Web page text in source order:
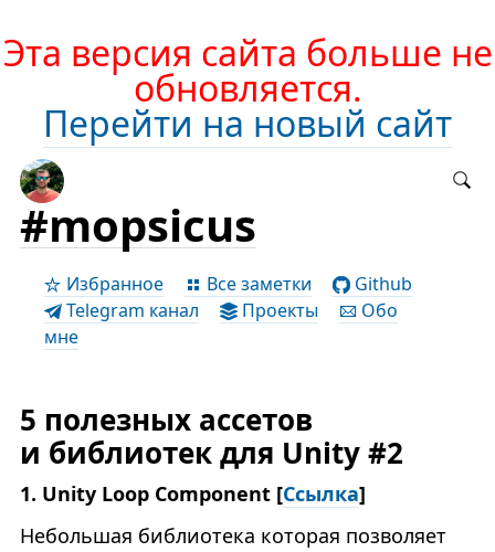
Эта версия сайта больше не
обновляется.
Перейти на новый сайт
#mopsicus
Избранное Все заметки
Github
Telegram канал
Проекты
Обо
мне
5 полезных ассетов
и библиотек для Unity #2
1. Unity Loop Component [Ссылка]
Небольшая библиотека которая позволяет